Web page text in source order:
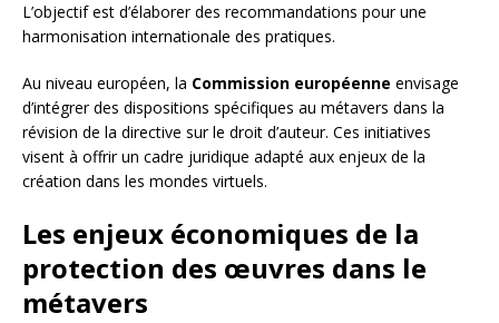
L’objectif est d’élaborer des recommandations pour une
harmonisation internationale des pratiques.
Au niveau européen, la Commission européenne envisage
d’intégrer des dispositions spécifiques au métavers dans la
révision de la directive sur le droit d’auteur. Ces initiatives
visent à offrir un cadre juridique adapté aux enjeux de la
création dans les mondes virtuels.
Les enjeux économiques de la
protection des œuvres dans le
métavers